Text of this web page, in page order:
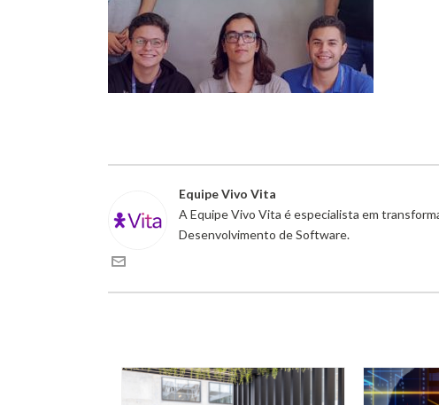
Equipe Vivo Vita
A Equipe Vivo Vita é especialista em
Desenvolvimento de Software.